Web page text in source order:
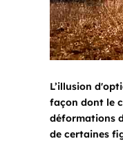
L’illusion
façon dont le
déformations
de certaines